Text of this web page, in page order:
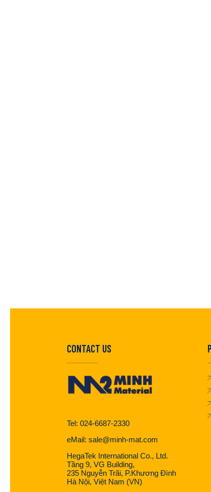
CONTACT US
Tel: 024-6687-2330
eMail: sale@minh-mat.com
HegaTek International Co., Ltd.
Tầng 9, VG Building,
235 Nguyễn Trãi, P.Khương Đình
Hà Nội, Việt Nam (VN)